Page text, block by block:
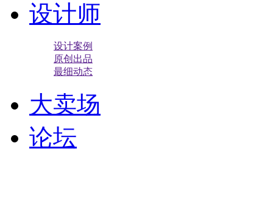
设计师
设计案例
原创出品
最细动态
大卖场
论坛